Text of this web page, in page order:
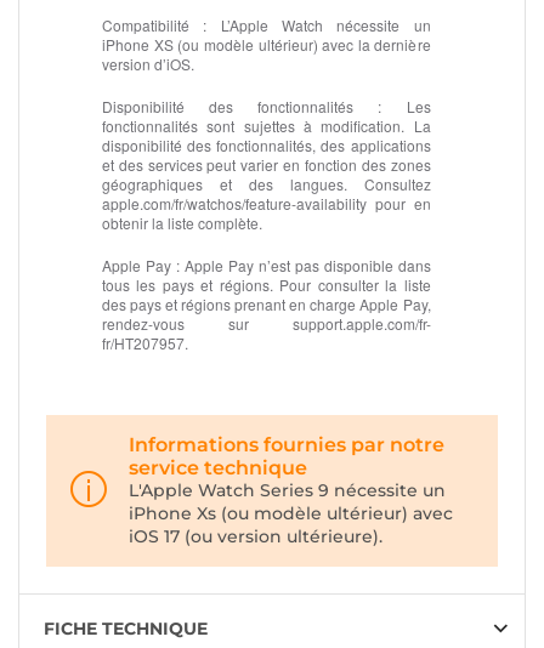
Compatibilité : L’Apple Watch nécessite un
iPhone XS (ou modèle ultérieur) avec la dernière
version d’iOS.
Disponibilité des fonctionnalités : Les
fonctionnalités sont sujettes à modification. La
disponibilité des fonctionnalités, des applications
et des services peut varier en fonction des zones
géographiques et des langues. Consultez
apple.com/fr/watchos/feature‑availability pour en
obtenir la liste complète.
Apple Pay :Apple Pay n’est pas disponible dans
tous les pays et régions. Pour consulter la liste
des pays et régions prenant en charge Apple Pay,
rendez-vous sur support.apple.com/fr-
fr/HT207957.
Informations fournies par notre
service technique
L'Apple Watch Series 9 nécessite un
iPhone Xs (ou modèle ultérieur) avec
iOS 17 (ou version ultérieure).
FICHE TECHNIQUE